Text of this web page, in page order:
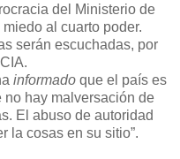
del Ministerio de
al cuarto poder.
serán escuchadas, por
informado que el país es
no hay malversación de
El abuso de autoridad
la cosas en su sitio”.